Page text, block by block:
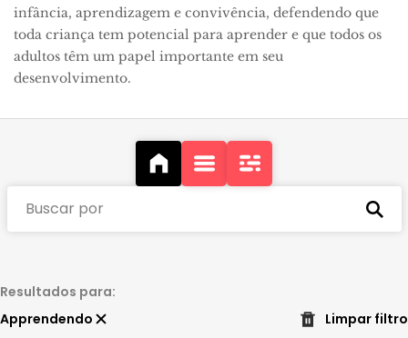
infância, aprendizagem e convivência, defendendo que
toda criança tem potencial para aprender e que todos os
adultos têm um papel importante em seu
desenvolvimento.
Buscar por
Resultados para:
Apprendendo
Limpar filtro